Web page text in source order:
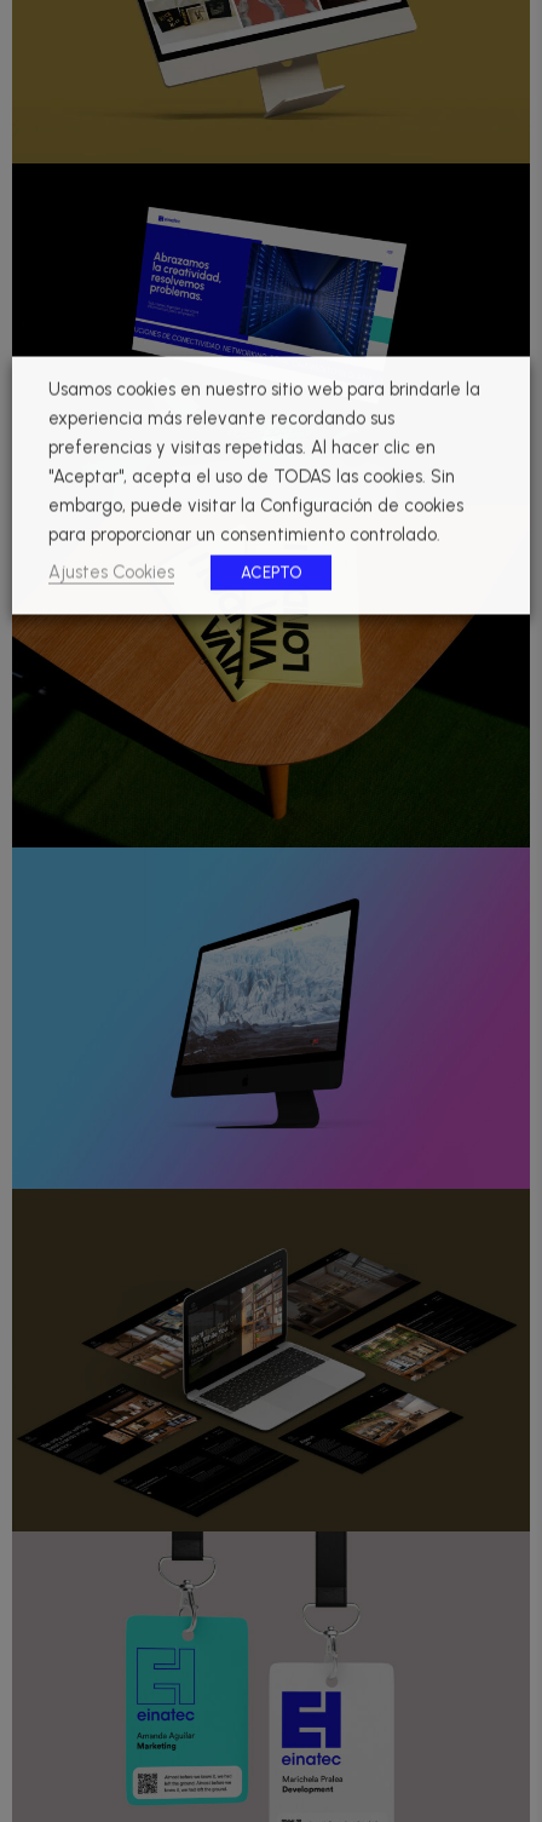
Usamos cookies en nuestro sitio web para brindarle la
experiencia más relevante recordando sus
preferencias y visitas repetidas. Al hacer clic en
"Aceptar", acepta el uso de TODAS las cookies. Sin
embargo, puede visitar la Configuración de cookies
para proporcionar un consentimiento controlado.
Ajustes Cookies
ACEPTO